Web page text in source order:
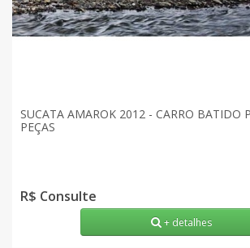
SUCATA AMAROK 2012 - CARRO BATIDO
PEÇAS
R$ Consulte
+ detalhes